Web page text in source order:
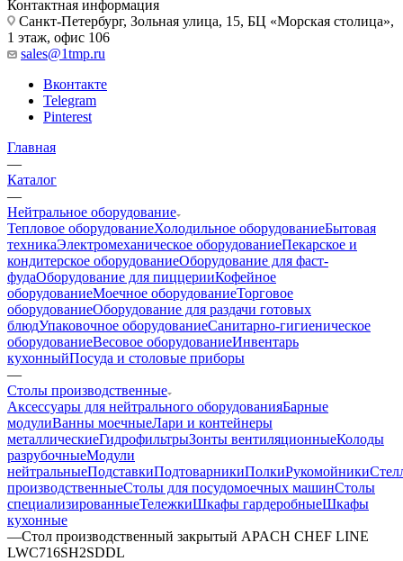
Контактная информация
Санкт-Петербург, Зольная улица, 15, БЦ «Морская столица»,
1 этаж, офис 106
sales@1tmp.ru
Вконтакте
Telegram
Pinterest
Главная
—
Каталог
—
Нейтральное оборудование
Тепловое оборудованиеХолодильное оборудованиеБытовая
техникаЭлектромеханическое оборудованиеПекарское и
кондитерское оборудованиеОборудование для фаст-
фудаОборудование для пиццерииКофейное
оборудованиеМоечное оборудованиеТорговое
оборудованиеОборудование для раздачи готовых
блюдУпаковочное оборудованиеСанитарно-гигиеническое
оборудованиеВесовое оборудованиеИнвентарь
кухонныйПосуда и столовые приборы
—
Столы производственные
Аксессуары для нейтрального оборудованияБарные
модулиВанны моечныеЛари и контейнеры
металлическиеГидрофильтрыЗонты вентиляционныеКолоды
разрубочныеМодули
нейтральныеПодставкиПодтоварникиПолкиРукомойники
производственныеСтолы для посудомоечных машинСтолы
специализированныеТележкиШкафы гардеробныеШкафы
кухонные
—Стол производственный закрытый APACH CHEF LINE
LWC716SH2SDDL